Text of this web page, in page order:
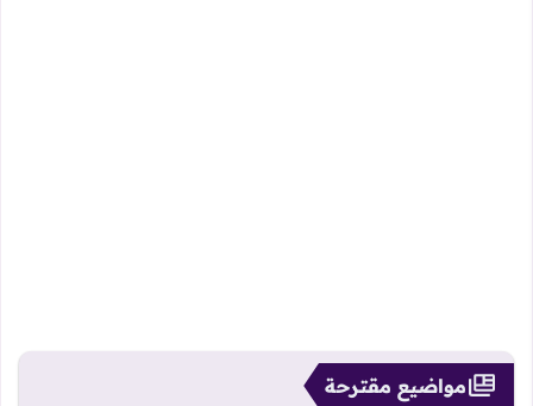
مواضيع مقترحة